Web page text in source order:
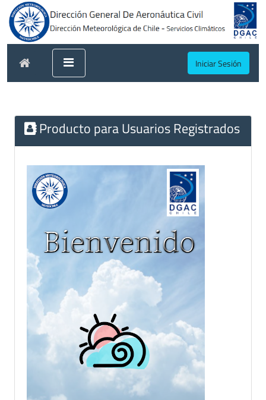
Iniciar Sesión
Producto para Usuarios Registrados